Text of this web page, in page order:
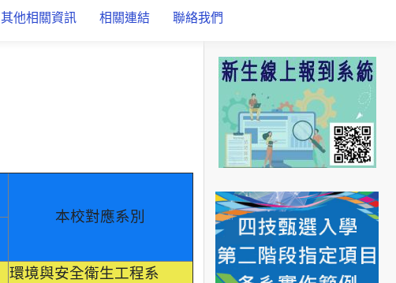
其他相關資訊 相關連結 聯絡我們
本校對應系別
環境與安全衛生工程系